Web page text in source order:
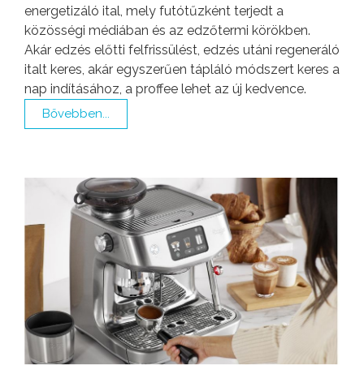
energetizáló ital, mely futótűzként terjedt a
közösségi médiában és az edzőtermi körökben.
Akár edzés előtti felfrissülést, edzés utáni regeneráló
italt keres, akár egyszerűen tápláló módszert keres a
nap indításához, a proffee lehet az új kedvence.
Bővebben...